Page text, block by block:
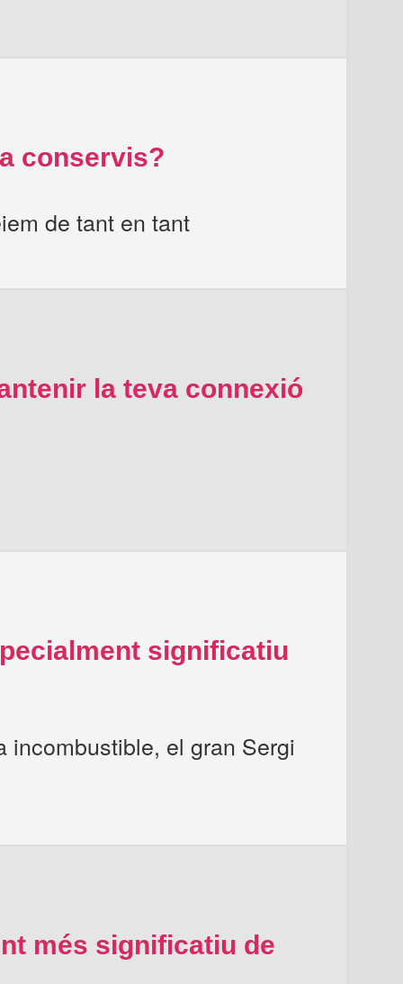
conservis?
de tant en tant
la teva connexió
significatiu
incombustible, el gran Sergi
més significatiu de